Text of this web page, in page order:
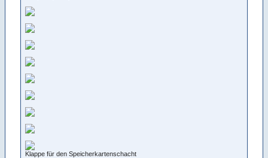
Klappe für den Speicherkartenschacht